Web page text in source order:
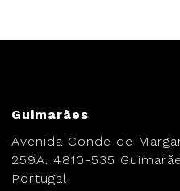
Guimarães
Avenida Conde de
259A. 4810-535
Portugal